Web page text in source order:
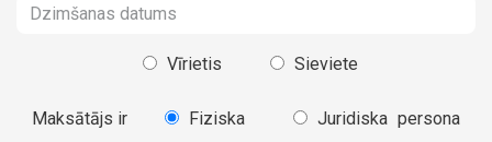
Vīrietis Sieviete
Maksātājs ir Fiziska Juridiska persona